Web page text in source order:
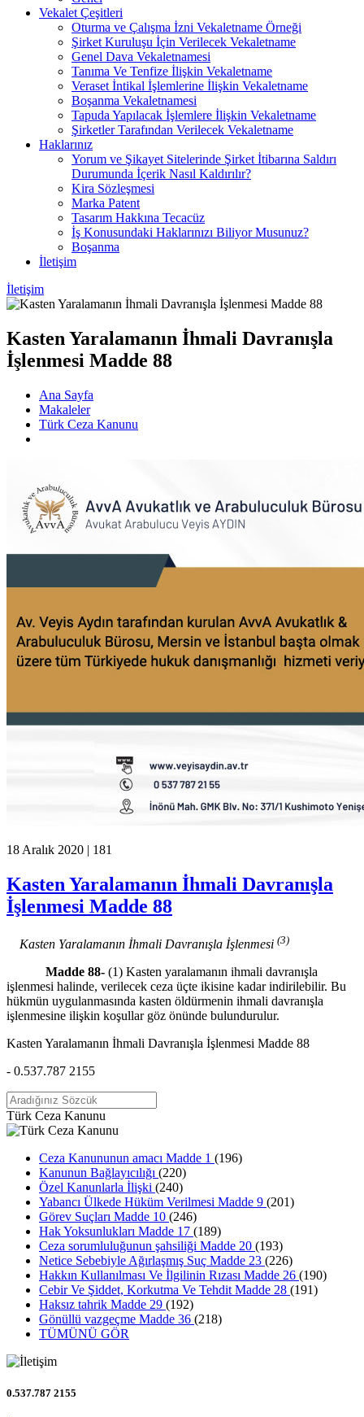
Vekalet Çeşitleri
Oturma ve Çalışma İzni Vekaletname Örneği
Şirket Kuruluşu İçin Verilecek Vekaletname
Genel Dava Vekaletnamesi
Tanıma Ve Tenfize İlişkin Vekaletname
Veraset İntikal İşlemlerine İlişkin Vekaletname
Boşanma Vekaletnamesi
Tapuda Yapılacak İşlemlere İlişkin Vekaletname
Şirketler Tarafından Verilecek Vekaletname
Haklarınız
Yorum ve Şikayet Sitelerinde Şirket İtibarına Saldırı
Durumunda İçerik Nasıl Kaldırılır?
Kira Sözleşmesi
Marka Patent
Tasarım Hakkına Tecacüz
İş Konusundaki Haklarınızı Biliyor Musunuz?
Boşanma
İletişim
İletişim
Kasten Yaralamanın İhmali Davranışla
İşlenmesi Madde 88
Ana Sayfa
Makaleler
Türk Ceza Kanunu
18 Aralık 2020 | 181
Kasten Yaralamanın İhmali Davranışla
İşlenmesi Madde 88
Kasten Yaralamanın İhmali Davranışla İşlenmesi (3)
Madde 88- (1) Kasten yaralamanın ihmali davranışla
işlenmesi halinde, verilecek ceza üçte ikisine kadar indirilebilir. Bu
hükmün uygulanmasında kasten öldürmenin ihmali davranışla
işlenmesine ilişkin koşullar göz önünde bulundurulur.
Kasten Yaralamanın İhmali Davranışla İşlenmesi Madde 88
- 0.537.787 2155
Türk Ceza Kanunu
Ceza Kanununun amacı Madde 1 (196)
Kanunun Bağlayıcılığı (220)
Özel Kanunlarla İlişki (240)
Yabancı Ülkede Hüküm Verilmesi Madde 9 (201)
Görev Suçları Madde 10 (246)
Hak Yoksunlukları Madde 17 (189)
Ceza sorumluluğunun şahsiliği Madde 20 (193)
Netice Sebebiyle Ağırlaşmış Suç Madde 23 (226)
Hakkın Kullanılması Ve İlgilinin Rızası Madde 26 (190)
Cebir Ve Şiddet, Korkutma Ve Tehdit Madde 28 (191)
Haksız tahrik Madde 29 (192)
Gönüllü vazgeçme Madde 36 (218)
TÜMÜNÜ GÖR
0.537.787 2155